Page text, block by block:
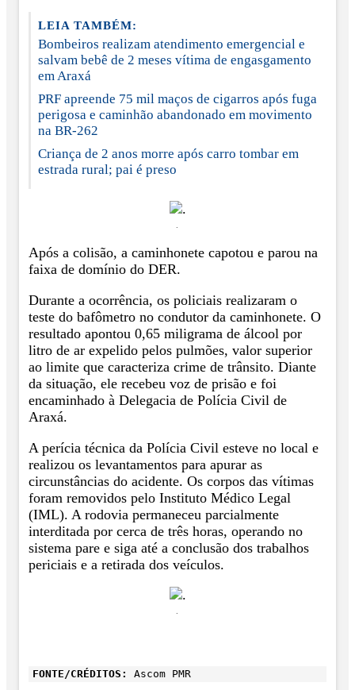
LEIA TAMBÉM:
Bombeiros realizam atendimento emergencial e
salvam bebê de 2 meses vítima de engasgamento
em Araxá
PRF apreende 75 mil maços de cigarros após fuga
perigosa e caminhão abandonado em movimento
na BR-262
Criança de 2 anos morre após carro tombar em
estrada rural; pai é preso
Após a colisão, a caminhonete capotou e parou na
faixa de domínio do DER.
Durante a ocorrência, os policiais realizaram o
teste do bafômetro no condutor da caminhonete. O
resultado apontou 0,65 miligrama de álcool por
litro de ar expelido pelos pulmões, valor superior
ao limite que caracteriza crime de trânsito. Diante
da situação, ele recebeu voz de prisão e foi
encaminhado à Delegacia de Polícia Civil de
Araxá.
A perícia técnica da Polícia Civil esteve no local e
realizou os levantamentos para apurar as
circunstâncias do acidente. Os corpos das vítimas
foram removidos pelo Instituto Médico Legal
(IML). A rodovia permaneceu parcialmente
interditada por cerca de três horas, operando no
sistema pare e siga até a conclusão dos trabalhos
periciais e a retirada dos veículos.
.
FONTE/CRÉDITOS: Ascom PMR